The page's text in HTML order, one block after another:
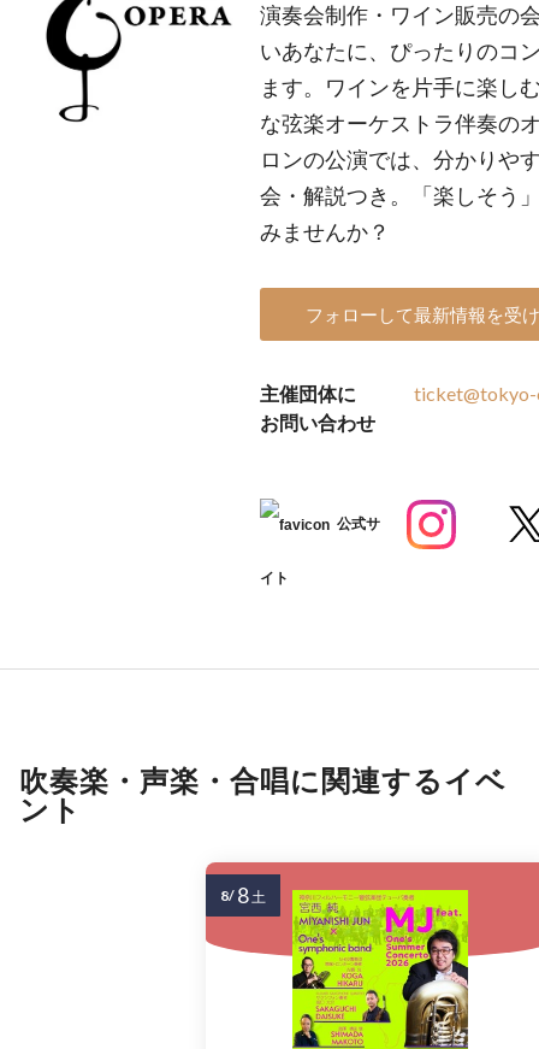
演奏会制作・ワイン販売の
いあなたに、ぴったりのコ
ます。ワインを片手に楽し
な弦楽オーケストラ伴奏の
ロンの公演では、分かりや
会・解説つき。「楽しそう
みませんか？
フォローして最新情報を受
主催団体に
お問い合わせ
ticket@tokyo-
公式サ
イト
吹奏楽・声楽・合唱に関連するイベ
ント
8/ 8土